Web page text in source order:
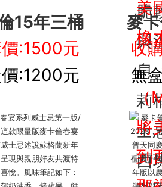
15年三桶
麥
:1500元
:1200元
收
無